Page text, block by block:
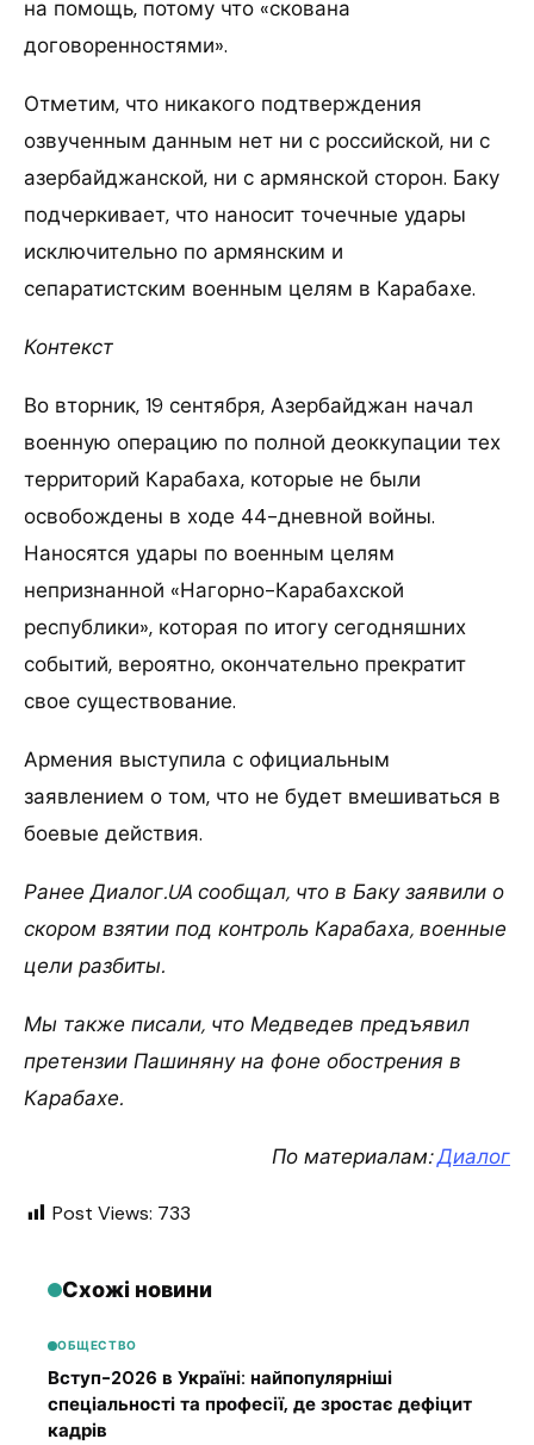
на помощь, потому что «скована
договоренностями».
Отметим, что никакого подтверждения
озвученным данным нет ни с российской, ни с
азербайджанской, ни с армянской сторон. Баку
подчеркивает, что наносит точечные удары
исключительно по армянским и
сепаратистским военным целям в Карабахе.
Контекст
Во вторник, 19 сентября, Азербайджан начал
военную операцию по полной деоккупации тех
территорий Карабаха, которые не были
освобождены в ходе 44-дневной войны.
Наносятся удары по военным целям
непризнанной «Нагорно-Карабахской
республики», которая по итогу сегодняшних
событий, вероятно, окончательно прекратит
свое существование.
Армения выступила с официальным
заявлением о том, что не будет вмешиваться в
боевые действия.
Ранее Диалог.UA сообщал, что в Баку заявили о
скором взятии под контроль Карабаха, военные
цели разбиты.
Мы также писали, что Медведев предъявил
претензии Пашиняну на фоне обострения в
Карабахе.
По материалам:Диалог
Post Views: 733
Схожі новини
ОБЩЕСТВО
Вступ-2026 в Україні: найпопулярніші
спеціальності та професії, де зростає дефіцит
кадрів